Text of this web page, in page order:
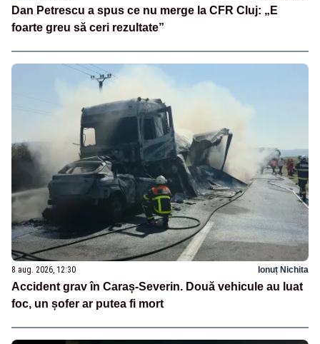
Dan Petrescu a spus ce nu merge la CFR Cluj: „E
foarte greu să ceri rezultate”
8 aug. 2026, 12:30 Ionuț Nichita
Accident grav în Caraș-Severin. Două vehicule au luat
foc, un șofer ar putea fi mort